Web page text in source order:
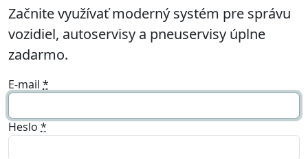
Začnite využívať moderný systém pre správu
vozidiel, autoservisy a pneuservisy úplne
zadarmo.
E-mail *
Heslo *